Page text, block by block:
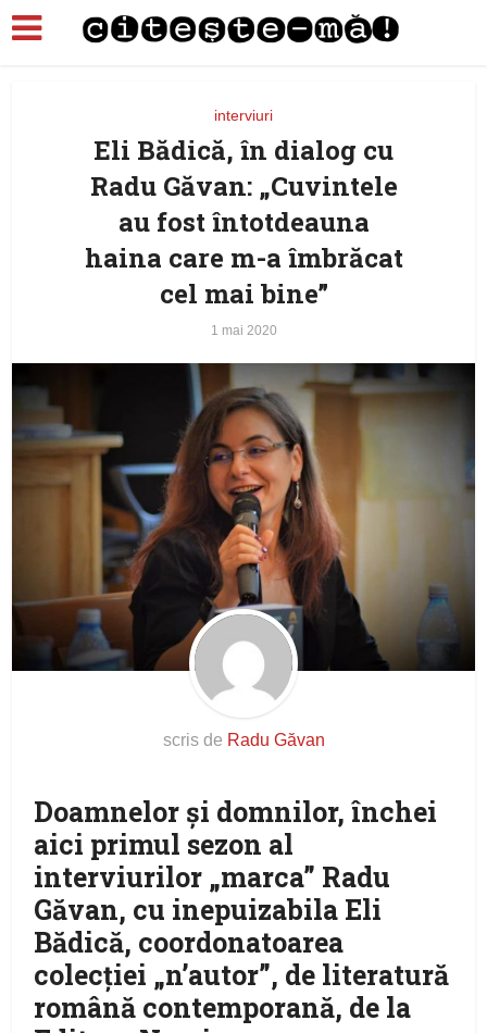
interviuri
Eli Bădică, în dialog cu
Radu Găvan: „Cuvintele
au fost întotdeauna
haina care m-a îmbrăcat
cel mai bine”
1 mai 2020
scris de Radu Găvan
Doamnelor și domnilor, închei
aici primul sezon al
interviurilor „marca” Radu
Găvan, cu inepuizabila Eli
Bădică, coordonatoarea
colecției „nʼautor”, de literatură
română contemporană, de la